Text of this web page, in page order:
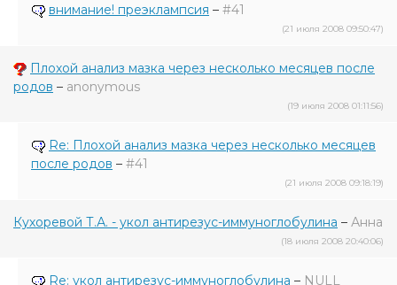
внимание! преэклампсия – #41
(21 июля 2008 09:50:47)
Плохой анализ мазка через несколько месяцев после
родов – anonymous
(19 июля 2008 01:11:56)
Re: Плохой анализ мазка через несколько месяцев
после родов – #41
(21 июля 2008 09:18:19)
Кухоревой Т.А. - укол антирезус-иммуноглобулина – Анна
(18 июля 2008 20:40:06)
Re: укол антирезус-иммуноглобулина – NULL